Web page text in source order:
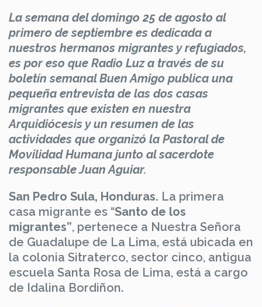
La semana del domingo 25 de agosto al
primero de septiembre es dedicada a
nuestros hermanos migrantes y refugiados,
es por eso que Radio Luz a través de su
boletín semanal Buen Amigo publica una
pequeña entrevista de las dos casas
migrantes que existen en nuestra
Arquidiócesis y un resumen de las
actividades que organizó la Pastoral de
Movilidad Humana junto al sacerdote
responsable Juan Aguiar.
San Pedro Sula, Honduras. La primera
casa migrante es “Santo de los
migrantes”, pertenece a Nuestra Señora
de Guadalupe de La Lima, está ubicada en
la colonia Sitraterco, sector cinco, antigua
escuela Santa Rosa de Lima, está a cargo
de Idalina Bordiñon.